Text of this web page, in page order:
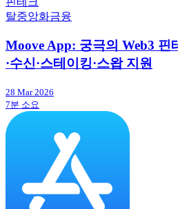
탈중앙화금융
Moove App: 궁극의 Web3 핀
·수신·스테이킹·스왑 지원
28 Mar 2026
7분 소요